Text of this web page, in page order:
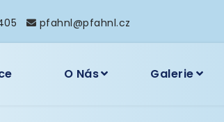
pfahnl@pfahnl.cz
O Nás Galerie